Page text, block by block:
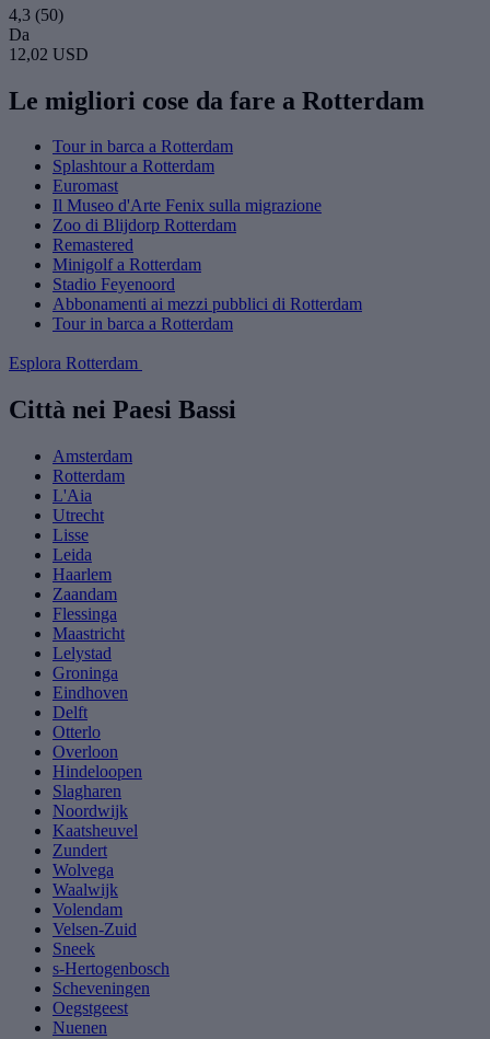
4,3 (50)
Da
12,02 USD
Le migliori cose da fare a Rotterdam
Tour in barca a Rotterdam
Splashtour a Rotterdam
Euromast
Il Museo d'Arte Fenix sulla migrazione
Zoo di Blijdorp Rotterdam
Remastered
Minigolf a Rotterdam
Stadio Feyenoord
Abbonamenti ai mezzi pubblici di Rotterdam
Tour in barca a Rotterdam
Esplora Rotterdam
Città nei Paesi Bassi
Amsterdam
Rotterdam
L'Aia
Utrecht
Lisse
Leida
Haarlem
Zaandam
Flessinga
Maastricht
Lelystad
Groninga
Eindhoven
Delft
Otterlo
Overloon
Hindeloopen
Slagharen
Noordwijk
Kaatsheuvel
Zundert
Wolvega
Waalwijk
Volendam
Velsen-Zuid
Sneek
s-Hertogenbosch
Scheveningen
Oegstgeest
Nuenen